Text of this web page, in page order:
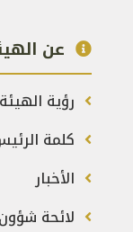
عن
رؤية الهيئة
كلمة
الأخبار
لائحة